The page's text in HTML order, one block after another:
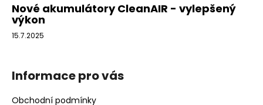
Nové akumulátory CleanAIR - vylepšený
výkon
15.7.2025
Informace pro vás
Obchodní podmínky